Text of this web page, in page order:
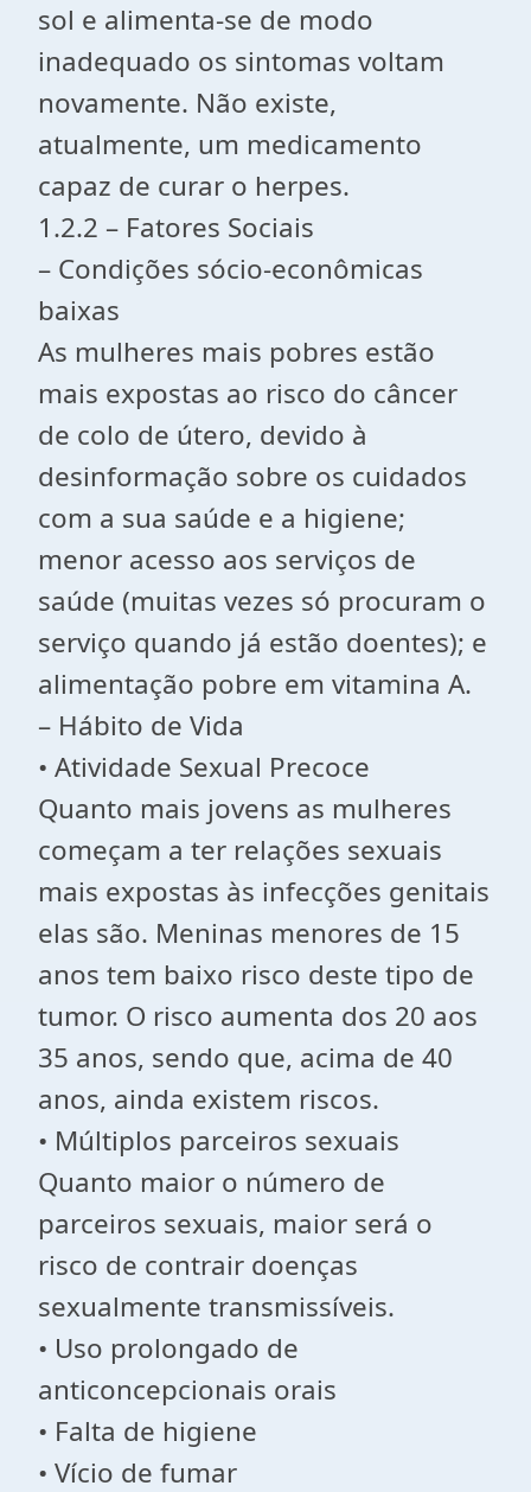
sol e alimenta-se de modo
inadequado os sintomas voltam
novamente. Não existe,
atualmente, um medicamento
capaz de curar o herpes.
1.2.2 – Fatores Sociais
– Condições sócio-econômicas
baixas
As mulheres mais pobres estão
mais expostas ao risco do câncer
de colo de útero, devido à
desinformação sobre os cuidados
com a sua saúde e a higiene;
menor acesso aos serviços de
saúde (muitas vezes só procuram o
serviço quando já estão doentes); e
alimentação pobre em vitamina A.
– Hábito de Vida
• Atividade Sexual Precoce
Quanto mais jovens as mulheres
começam a ter relações sexuais
mais expostas às infecções genitais
elas são. Meninas menores de 15
anos tem baixo risco deste tipo de
tumor. O risco aumenta dos 20 aos
35 anos, sendo que, acima de 40
anos, ainda existem riscos.
• Múltiplos parceiros sexuais
Quanto maior o número de
parceiros sexuais, maior será o
risco de contrair doenças
sexualmente transmissíveis.
• Uso prolongado de
anticoncepcionais orais
• Falta de higiene
• Vício de fumar